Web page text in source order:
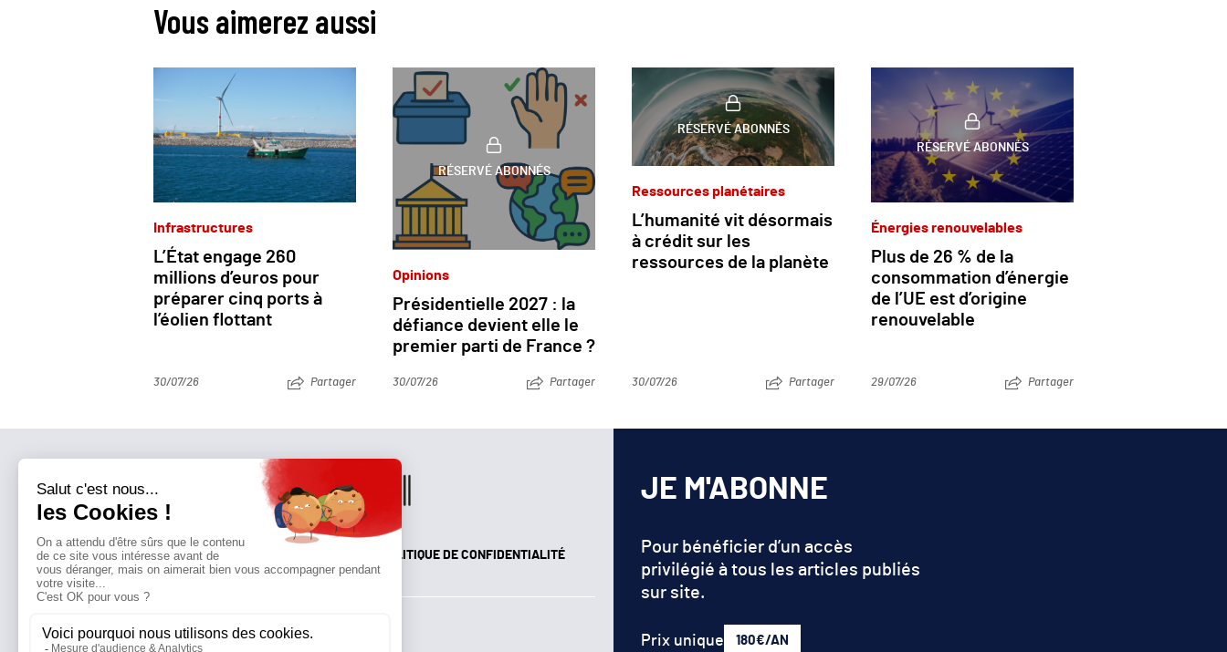
Vous aimerez aussi
Infrastructures
L’État engage 260
millions d’euros pour
préparer cinq ports à
l’éolien flottant
30/07/26 Partager
RÉSERVÉ ABONNÉS
Opinions
Présidentielle 2027 : la
défiance devient elle le
premier parti de France ?
30/07/26 Partager
RÉSERVÉ ABONNÉS
Ressources planétaires
L’humanité vit désormais
à crédit sur les
ressources de la planète
30/07/26 Partager
RÉSERVÉ ABONNÉS
Énergies renouvelables
Plus de 26 % de la
consommation d’énergie
de l’UE est d’origine
renouvelable
29/07/26 Partager
QUI SOMMES-NOUS?MENTIONS LÉGALES POLITIQUE DE CONFIDENTIALITÉ
Suivez toutes nos actualités !
JE M'ABONNE
Pour bénéficier d’un accès
privilégié à tous les articles publiés
sur site.
Prix unique 180€/AN